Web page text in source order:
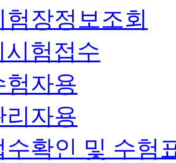
험장정보조회
시험접수
험자용
리자용
수확인 및 수험